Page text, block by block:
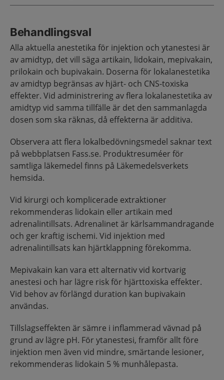
Behandlingsval
Alla aktuella anestetika för injektion och ytanestesi är
av amidtyp, det vill säga artikain, lidokain, mepivakain,
prilokain och bupivakain. Doserna för lokalanestetika
av amidtyp begränsas av hjärt- och CNS-toxiska
effekter. Vid administrering av flera lokalanestetika av
amidtyp vid samma tillfälle är det den sammanlagda
dosen som ska räknas, då effekterna är additiva.
Observera att flera lokalbedövningsmedel saknar text
på webbplatsen Fass.se. Produktresuméer för
samtliga läkemedel finns på Läkemedelsverkets
hemsida.
Vid kirurgi och komplicerade extraktioner
rekommenderas lidokain eller artikain med
adrenalintillsats. Adrenalinet är kärlsammandragande
och ger kraftig ischemi. Vid injektion med
adrenalintillsats kan hjärtklappning förekomma.
Mepivakain kan vara ett alternativ vid kortvarig
anestesi och har lägre risk för hjärttoxiska effekter.
Vid behov av förlängd duration kan bupivakain
användas.
Tillslagseffekten är sämre i inflammerad vävnad på
grund av lägre pH. För ytanestesi, framför allt före
injektion men även vid mindre, smärtande lesioner,
rekommenderas lidokain 5 % munhålepasta.